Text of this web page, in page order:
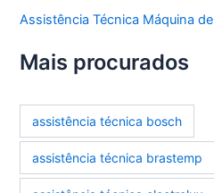
Assistência Técnica Máquina
Mais procurados
assistência técnica bosch
assistência técnica brastemp